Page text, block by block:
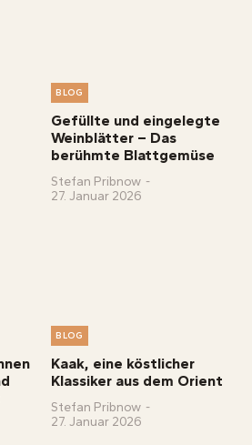
BLOG
Gefüllte und eingelegte
Weinblätter – Das
berühmte Blattgemüse
Stefan Pribnow -
27. Januar 2026
BLOG
Kaak, eine köstlicher
Klassiker aus dem Orient
Stefan Pribnow -
27. Januar 2026